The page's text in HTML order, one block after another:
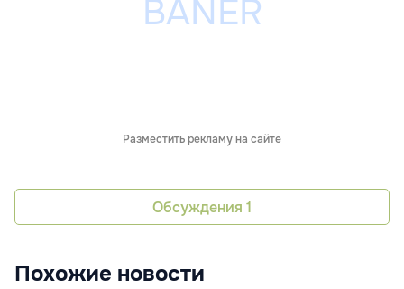
Разместить рекламу на сайте
Обсуждения 1
Похожие новости